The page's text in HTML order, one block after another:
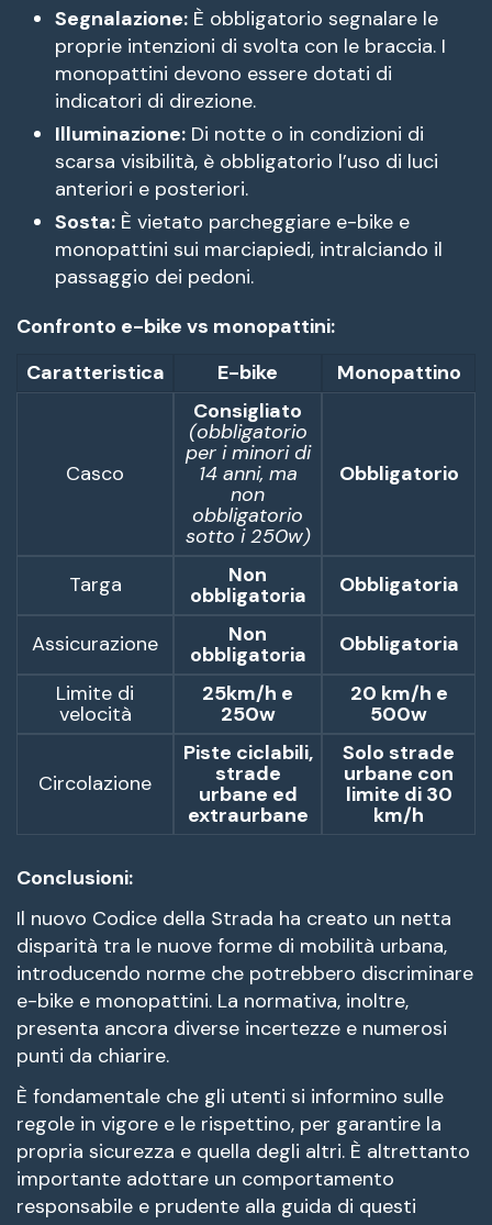
Segnalazione: È obbligatorio segnalare le
proprie intenzioni di svolta con le braccia. I
monopattini devono essere dotati di
indicatori di direzione.
Illuminazione: Di notte o in condizioni di
scarsa visibilità, è obbligatorio l’uso di luci
anteriori e posteriori.
Sosta: È vietato parcheggiare e-bike e
monopattini sui marciapiedi, intralciando il
passaggio dei pedoni.
Confronto e-bike vs monopattini:
Caratteristica
E-bike Monopattino
Casco
Consigliato
(obbligatorio
per i minori di
14 anni, ma
non
obbligatorio
sotto i 250w)
Obbligatorio
Targa Non
obbligatoria Obbligatoria
Assicurazione Non
obbligatoria
Obbligatoria
Limite di
velocità
25km/h e
250w
20 km/h e
500w
Circolazione
Piste ciclabili,
strade
urbane ed
extraurbane
Solo strade
urbane con
limite di 30
km/h
Conclusioni:
Il nuovo Codice della Strada ha creato un netta
disparità tra le nuove forme di mobilità urbana,
introducendo norme che potrebbero discriminare
e-bike e monopattini. La normativa, inoltre,
presenta ancora diverse incertezze e numerosi
punti da chiarire.
È fondamentale che gli utenti si informino sulle
regole in vigore e le rispettino, per garantire la
propria sicurezza e quella degli altri. È altrettanto
importante adottare un comportamento
responsabile e prudente alla guida di questi